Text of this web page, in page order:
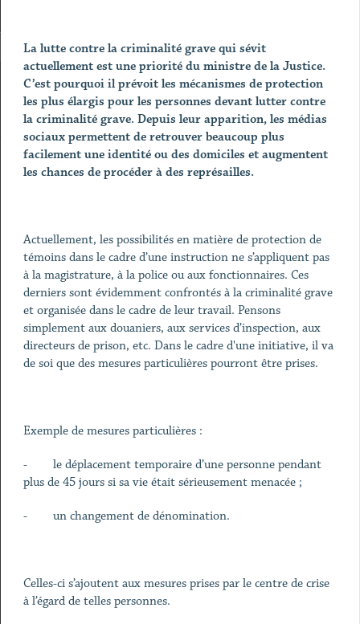
La lutte contre la criminalité grave qui sévit
actuellement est une priorité du ministre de la Justice.
C’est pourquoi il prévoit les mécanismes de protection
les plus élargis pour les personnes devant lutter contre
la criminalité grave. Depuis leur apparition, les médias
sociaux permettent de retrouver beaucoup plus
facilement une identité ou des domiciles et augmentent
les chances de procéder à des représailles.
Actuellement, les possibilités en matière de protection de
témoins dans le cadre d’une instruction ne s’appliquent pas
à la magistrature, à la police ou aux fonctionnaires. Ces
derniers sont évidemment confrontés à la criminalité grave
et organisée dans le cadre de leur travail. Pensons
simplement aux douaniers, aux services d’inspection, aux
directeurs de prison, etc. Dans le cadre d'une initiative, il va
de soi que des mesures particulières pourront être prises.
Exemple de mesures particulières :
- le déplacement temporaire d’une personne pendant
plus de 45 jours si sa vie était sérieusement menacée ;
- un changement de dénomination.
Celles-ci s’ajoutent aux mesures prises par le centre de crise
à l’égard de telles personnes.